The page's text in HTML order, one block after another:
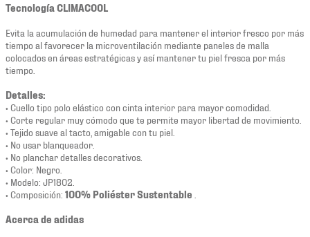
Tecnología CLIMACOOL
Evita la acumulación de humedad para mantener el interior fresco por más
tiempo al favorecer la microventilación mediante paneles de malla
colocados en áreas estratégicas y así mantener tu piel fresca por más
tiempo.
Detalles:
• Cuello tipo polo elástico con cinta interior para mayor comodidad.
• Corte regular muy cómodo que te permite mayor libertad de movimiento.
• Tejido suave al tacto, amigable con tu piel.
• No usar blanqueador.
• No planchar detalles decorativos.
• Color: Negro.
• Modelo: JP1802.
• Composición: 100% Poliéster Sustentable
Acerca de adidas